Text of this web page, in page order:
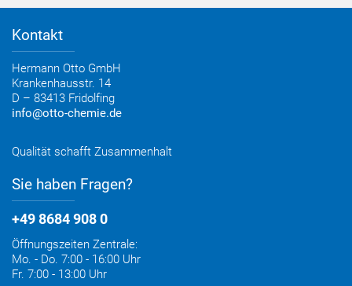
Verbrauchsrechner
Medienportal
Bestelloptionen
Elektronischer Rechnungsversand
Entsorgung & Verpackungsrücknahme
Kontakt
Hermann Otto GmbH
Krankenhausstr. 14
D – 83413 Fridolfing
info@otto-chemie.de
Qualität schafft Zusammenhalt
Sie haben Fragen?
+49 8684 908 0
Öffnungszeiten Zentrale:
Mo. - Do. 7:00 - 16:00 Uhr
Fr. 7:00 - 13:00 Uhr